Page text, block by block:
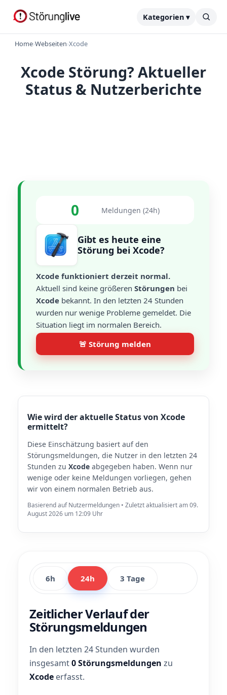
Kategorien ▾
Home›Webseiten›Xcode
Xcode Störung? Aktueller
Status & Nutzerberichte
0 Meldungen (24h)
Gibt es heute eine
Störung bei Xcode?
Xcode funktioniert derzeit normal.
Aktuell sind keine größeren Störungen bei
Xcode bekannt. In den letzten 24 Stunden
wurden nur wenige Probleme gemeldet. Die
Situation liegt im normalen Bereich.
🚨 Störung melden
Wie wird der aktuelle Status von Xcode
ermittelt?
Diese Einschätzung basiert auf den
Störungsmeldungen, die Nutzer in den letzten 24
Stunden zu Xcode abgegeben haben. Wenn nur
wenige oder keine Meldungen vorliegen, gehen
wir von einem normalen Betrieb aus.
Basierend auf Nutzermeldungen • Zuletzt aktualisiert am 09.
August 2026 um 12:09 Uhr
6h 24h 3 Tage
Zeitlicher Verlauf der
Störungsmeldungen
In den letzten 24 Stunden wurden
insgesamt0 Störungsmeldungen zu
Xcode erfasst.